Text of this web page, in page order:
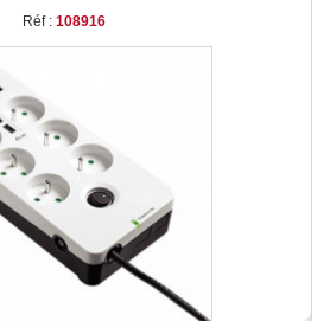
Réf : 108916